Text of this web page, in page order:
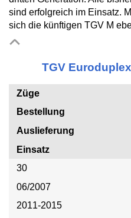
sind erfolgreich im Einsatz.
sich die künftigen TGV M
TGV
Züge
Bestellung
Auslieferung
Einsatz
30
06/2007
2011-2015